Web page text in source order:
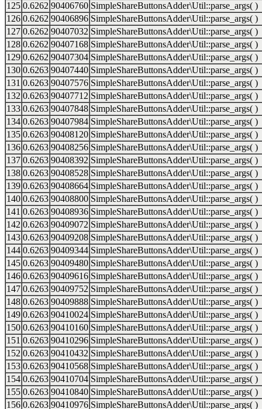
125 0.6262 90406760 SimpleShareButtonsAdder\Util::parse_args( )
126 0.6262 90406896 SimpleShareButtonsAdder\Util::parse_args( )
127 0.6262 90407032 SimpleShareButtonsAdder\Util::parse_args( )
128 0.6262 90407168 SimpleShareButtonsAdder\Util::parse_args( )
129 0.6262 90407304 SimpleShareButtonsAdder\Util::parse_args( )
130 0.6263 90407440 SimpleShareButtonsAdder\Util::parse_args( )
131 0.6263 90407576 SimpleShareButtonsAdder\Util::parse_args( )
132 0.6263 90407712 SimpleShareButtonsAdder\Util::parse_args( )
133 0.6263 90407848 SimpleShareButtonsAdder\Util::parse_args( )
134 0.6263 90407984 SimpleShareButtonsAdder\Util::parse_args( )
135 0.6263 90408120 SimpleShareButtonsAdder\Util::parse_args( )
136 0.6263 90408256 SimpleShareButtonsAdder\Util::parse_args( )
137 0.6263 90408392 SimpleShareButtonsAdder\Util::parse_args( )
138 0.6263 90408528 SimpleShareButtonsAdder\Util::parse_args( )
139 0.6263 90408664 SimpleShareButtonsAdder\Util::parse_args( )
140 0.6263 90408800 SimpleShareButtonsAdder\Util::parse_args( )
141 0.6263 90408936 SimpleShareButtonsAdder\Util::parse_args( )
142 0.6263 90409072 SimpleShareButtonsAdder\Util::parse_args( )
143 0.6263 90409208 SimpleShareButtonsAdder\Util::parse_args( )
144 0.6263 90409344 SimpleShareButtonsAdder\Util::parse_args( )
145 0.6263 90409480 SimpleShareButtonsAdder\Util::parse_args( )
146 0.6263 90409616 SimpleShareButtonsAdder\Util::parse_args( )
147 0.6263 90409752 SimpleShareButtonsAdder\Util::parse_args( )
148 0.6263 90409888 SimpleShareButtonsAdder\Util::parse_args( )
149 0.6263 90410024 SimpleShareButtonsAdder\Util::parse_args( )
150 0.6263 90410160 SimpleShareButtonsAdder\Util::parse_args( )
151 0.6263 90410296 SimpleShareButtonsAdder\Util::parse_args( )
152 0.6263 90410432 SimpleShareButtonsAdder\Util::parse_args( )
153 0.6263 90410568 SimpleShareButtonsAdder\Util::parse_args( )
154 0.6263 90410704 SimpleShareButtonsAdder\Util::parse_args( )
155 0.6263 90410840 SimpleShareButtonsAdder\Util::parse_args( )
156 0.6263 90410976 SimpleShareButtonsAdder\Util::parse_args( )